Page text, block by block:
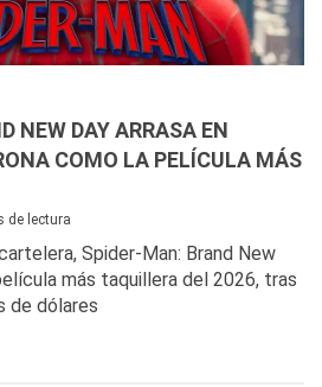
NEW DAY ARRASA EN
COMO LA PELÍCULA MÁS
de lectura
Spider-Man: Brand New
más taquillera del 2026, tras
de dólares